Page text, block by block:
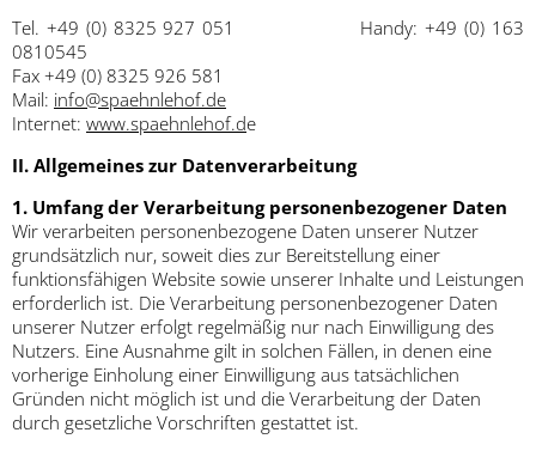
Tel. +49 (0) 8325 927 051 Handy: +49 (0) 163
0810545
Fax +49 (0) 8325 926 581
Mail: info@spaehnlehof.de
Internet: www.spaehnlehof.de
II. Allgemeines zur Datenverarbeitung
1. Umfang der Verarbeitung personenbezogener Daten
Wir verarbeiten personenbezogene Daten unserer Nutzer
grundsätzlich nur, soweit dies zur Bereitstellung einer
funktionsfähigen Website sowie unserer Inhalte und Leistungen
erforderlich ist. Die Verarbeitung personenbezogener Daten
unserer Nutzer erfolgt regelmäßig nur nach Einwilligung des
Nutzers. Eine Ausnahme gilt in solchen Fällen, in denen eine
vorherige Einholung einer Einwilligung aus tatsächlichen
Gründen nicht möglich ist und die Verarbeitung der Daten
durch gesetzliche Vorschriften gestattet ist.